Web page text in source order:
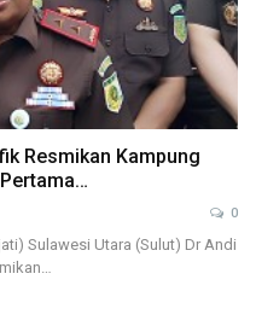
Resmikan Kampung
0
Sulawesi Utara (Sulut) Dr Andi